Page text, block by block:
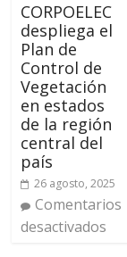
CORPOELEC
despliega el
Plan de
Control de
Vegetación
en estados
de la región
central del
país
26 agosto, 2025
Comentarios
desactivados